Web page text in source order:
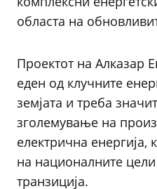
областа на
Проектот на Алказар
еден од клучните
земјата и треба
зголемување на
електрична
на националните цели
транзиција.